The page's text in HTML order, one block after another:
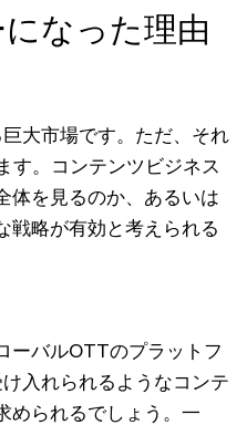
なった理由
大市場です。ただ、それ
す。コンテンツビジネス
体を見るのか、あるいは
戦略が有効と考えられる
ーバルOTTのプラットフ
入れられるようなコンテ
められるでしょう。一